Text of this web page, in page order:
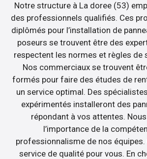
Notre structure à La doree (53)
des professionnels qualifiés. Ces
diplômés pour l’installation de
poseurs se trouvent être des
respectent les normes et règles de
Nos commerciaux se trouvent
formés pour faire des études de
un service optimal. Des
expérimentés installeront des
répondant à vos attentes.
l’importance de la
professionnalisme de nos équipes.
service de qualité pour vous. En